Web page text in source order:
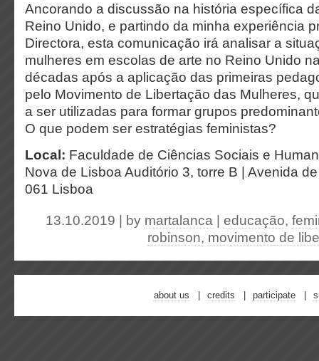
Ancorando a discussão na história específica
Reino Unido, e partindo da minha experiência
Directora, esta comunicação irá analisar a
mulheres em escolas de arte no Reino Unido
décadas após a aplicação das primeiras
pelo Movimento de Libertação das Mulheres,
a ser utilizadas para formar grupos
O que podem ser estratégias feministas?
Local: Faculdade de Ciências Sociais e
Nova de Lisboa Auditório 3, torre B | Avenida
061 Lisboa
13.10.2019 | by martalanca educação,
robinson, movimento de
about us credits participate